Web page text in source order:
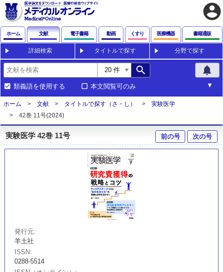
account_circle
ホーム 文献 電子書籍 動画 くすり 医療機器 書籍通販
詳細検索 タイトルで探す 分野で探す
search notifications
類義語を使用する 本文閲覧可のみ
ホーム 文献 タイトルで探す（さ・し）
実験医学
42巻 11号(2024)
実験医学 42巻 11号 前の号 次の号
発行元
羊土社
ISSN
0288-5514